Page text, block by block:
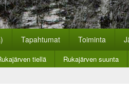
suunnan
verkkosivut.
Tapahtumat Toiminta
tiellä Rukajärven suunta